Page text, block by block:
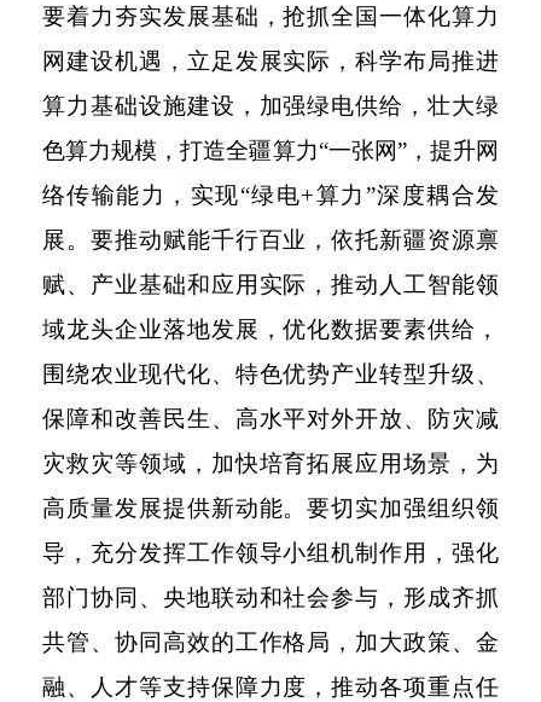
要着力夯实发展基础，抢抓全国一体化算力
网建设机遇，立足发展实际，科学布局推进
算力基础设施建设，加强绿电供给，壮大绿
色算力规模，打造全疆算力“一张网”，提升网
络传输能力，实现“绿电+算力”深度耦合发
展。要推动赋能千行百业，依托新疆资源禀
赋、产业基础和应用实际，推动人工智能领
域龙头企业落地发展，优化数据要素供给，
围绕农业现代化、特色优势产业转型升级、
保障和改善民生、高水平对外开放、防灾减
灾救灾等领域，加快培育拓展应用场景，为
高质量发展提供新动能。要切实加强组织领
导，充分发挥工作领导小组机制作用，强化
部门协同、央地联动和社会参与，形成齐抓
共管、协同高效的工作格局，加大政策、金
融、人才等支持保障力度，推动各项重点任